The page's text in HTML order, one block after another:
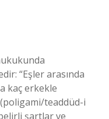
“Eşler arasında
kaç erkekle
teaddüd-i
şartlar ve